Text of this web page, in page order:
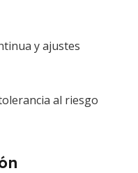
y ajustes
al riesgo